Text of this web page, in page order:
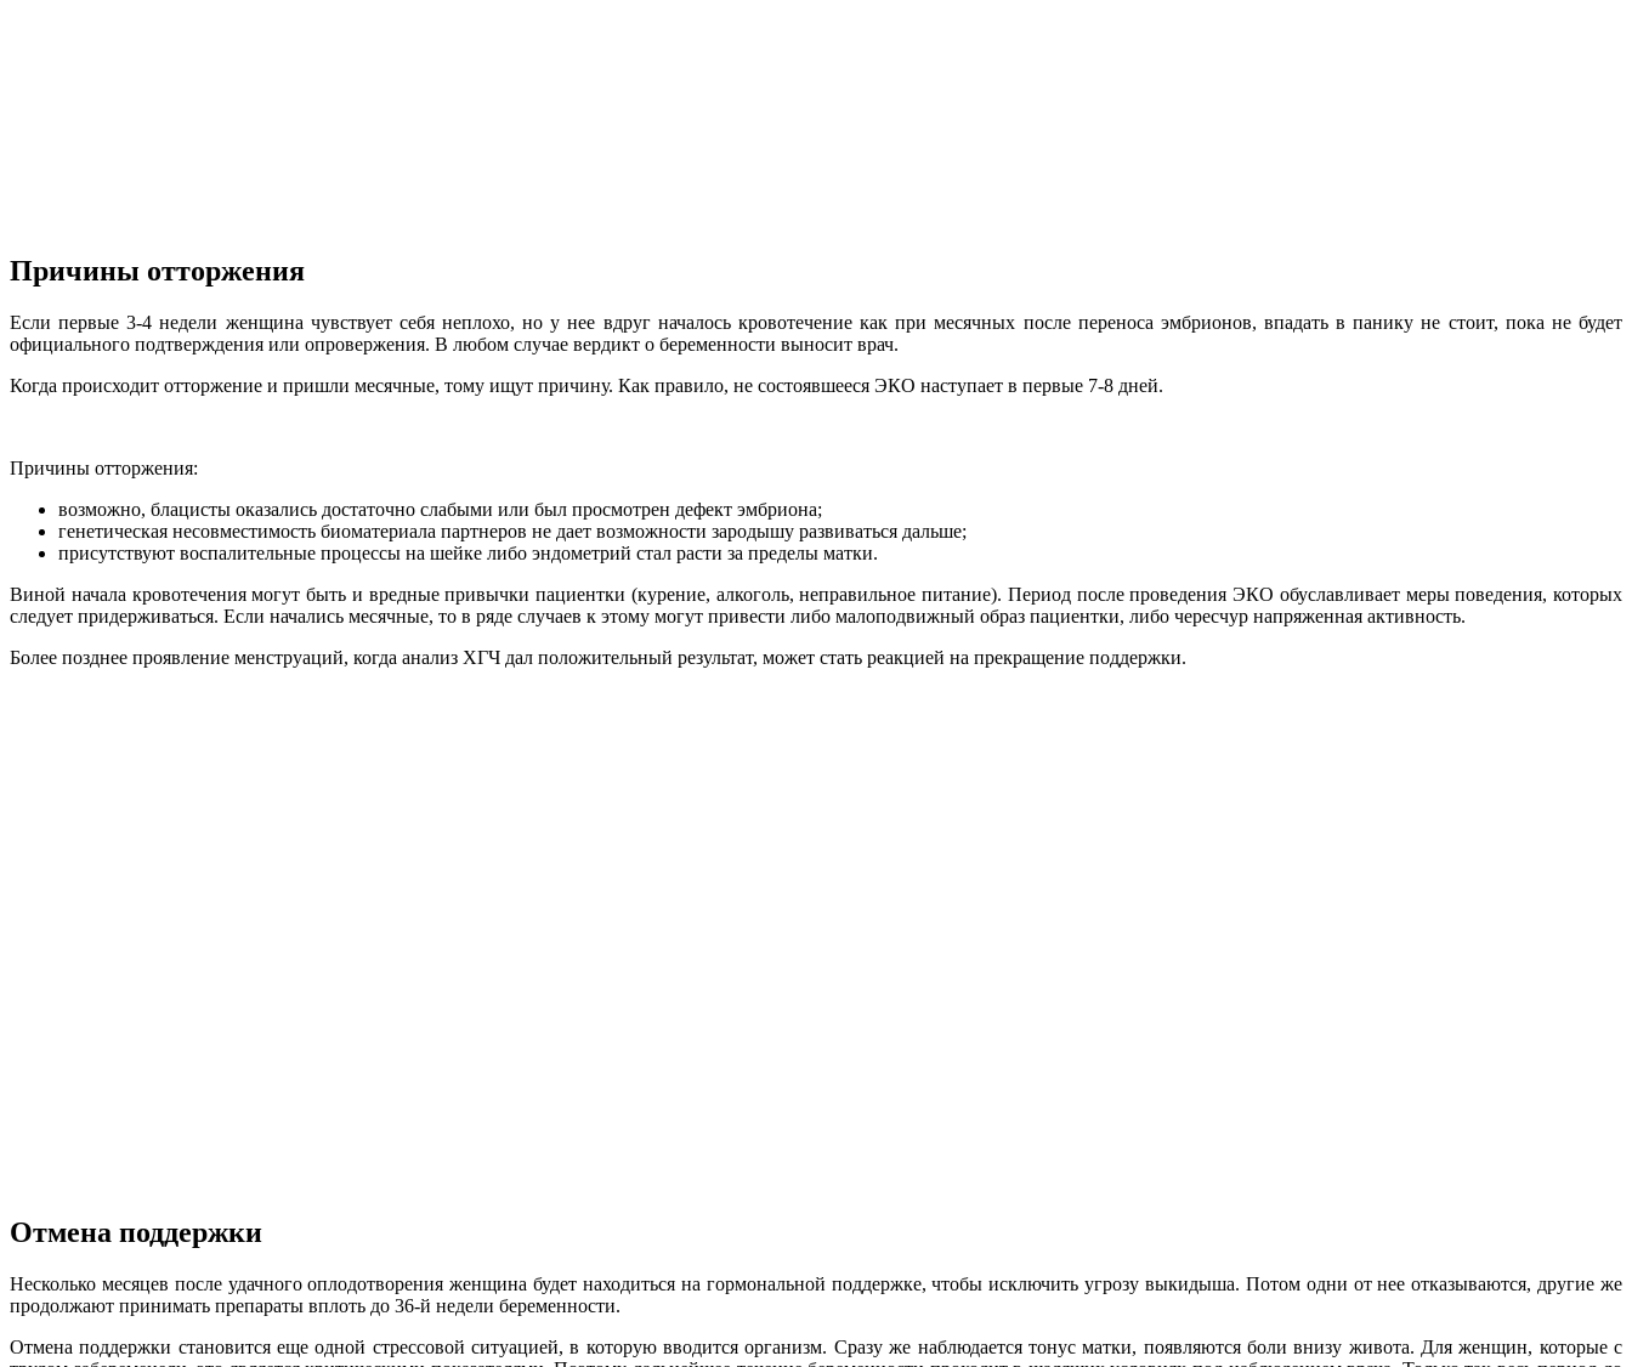
Причины отторжения
Если первые 3-4 недели женщина чувствует себя неплохо, но у нее вдруг началось кровотечение как при месячных после переноса эмбрионов, впадать в панику не стоит, пока не будет
официального подтверждения или опровержения. В любом случае вердикт о беременности выносит врач.
Когда происходит отторжение и пришли месячные, тому ищут причину. Как правило, не состоявшееся ЭКО наступает в первые 7-8 дней.
Причины отторжения:
возможно, блацисты оказались достаточно слабыми или был просмотрен дефект эмбриона;
генетическая несовместимость биоматериала партнеров не дает возможности зародышу развиваться дальше;
присутствуют воспалительные процессы на шейке либо эндометрий стал расти за пределы матки.
Виной начала кровотечения могут быть и вредные привычки пациентки (курение, алкоголь, неправильное питание). Период после проведения ЭКО обуславливает меры поведения, которых
следует придерживаться. Если начались месячные, то в ряде случаев к этому могут привести либо малоподвижный образ пациентки, либо чересчур напряженная активность.
Более позднее проявление менструаций, когда анализ ХГЧ дал положительный результат, может стать реакцией на прекращение поддержки.
Отмена поддержки
Несколько месяцев после удачного оплодотворения женщина будет находиться на гормональной поддержке, чтобы исключить угрозу выкидыша. Потом одни от нее отказываются, другие же
продолжают принимать препараты вплоть до 36-й недели беременности.
Отмена поддержки становится еще одной стрессовой ситуацией, в которую вводится организм. Сразу же наблюдается тонус матки, появляются боли внизу живота. Для женщин, которые с